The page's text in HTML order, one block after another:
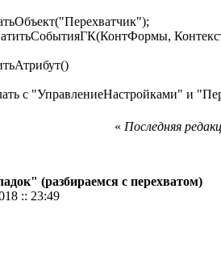
с "УправлениеНастройками" и
« Последняя
(разбираемся с перехватом)
:: 23:49